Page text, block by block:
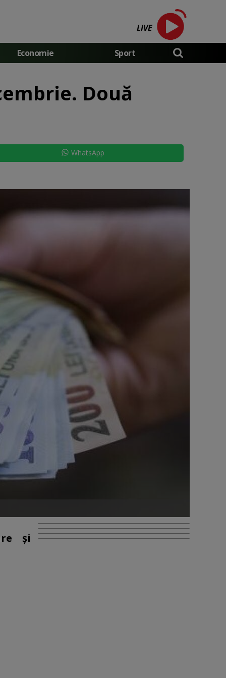
LIVE
Economie Sport
Două
WhatsApp
și